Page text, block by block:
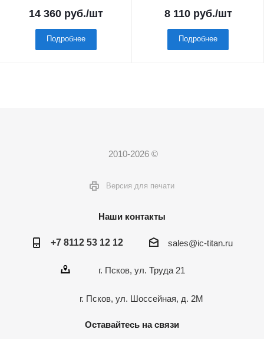
14 360 руб./шт
Подробнее
8 110руб./шт
Подробнее
2010-2026 ©
Версия для печати
Наши контакты
+7 8112 53 12 12 sales@ic-titan.ru
г. Псков, ул. Труда 21
г. Псков, ул. Шоссейная, д. 2М
Оставайтесь на связи